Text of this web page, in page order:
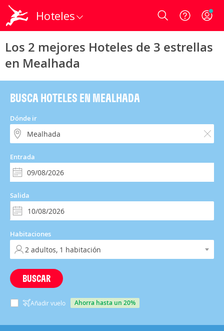
Hoteles Login
Los 2 mejores Hoteles de 3 estrellas
en Mealhada
BUSCA HOTELES EN MEALHADA
Dónde ir
Entrada
Salida
Habitaciones
BUSCAR
Añadir vuelo ahorra hasta un 20%